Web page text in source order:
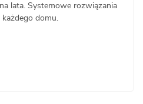
lata. Systemowe rozwiązania
domu.